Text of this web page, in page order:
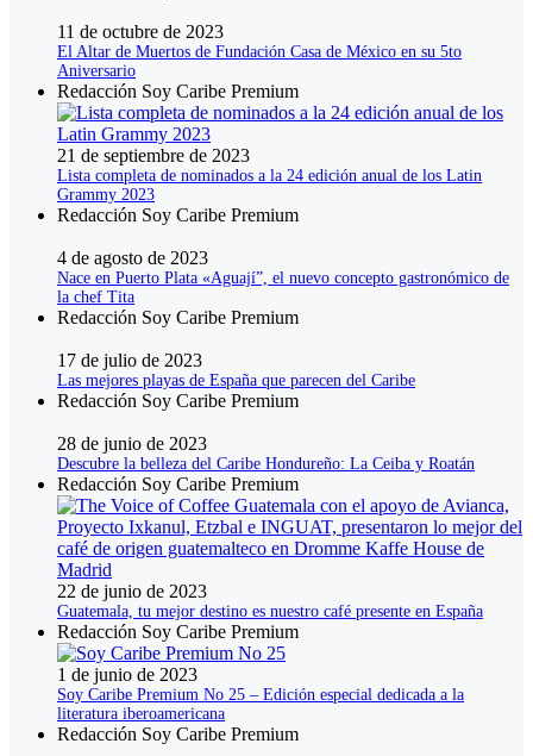
11 de octubre de 2023
El Altar de Muertos de Fundación Casa de México en su 5to
Aniversario
Redacción Soy Caribe Premium
21 de septiembre de 2023
Lista completa de nominados a la 24 edición anual de los Latin
Grammy 2023
Redacción Soy Caribe Premium
4 de agosto de 2023
Nace en Puerto Plata «Aguají”, el nuevo concepto gastronómico de
la chef Tita
Redacción Soy Caribe Premium
17 de julio de 2023
Las mejores playas de España que parecen del Caribe
Redacción Soy Caribe Premium
28 de junio de 2023
Descubre la belleza del Caribe Hondureño: La Ceiba y Roatán
Redacción Soy Caribe Premium
22 de junio de 2023
Guatemala, tu mejor destino es nuestro café presente en España
Redacción Soy Caribe Premium
1 de junio de 2023
Soy Caribe Premium No 25 – Edición especial dedicada a la
literatura iberoamericana
Redacción Soy Caribe Premium